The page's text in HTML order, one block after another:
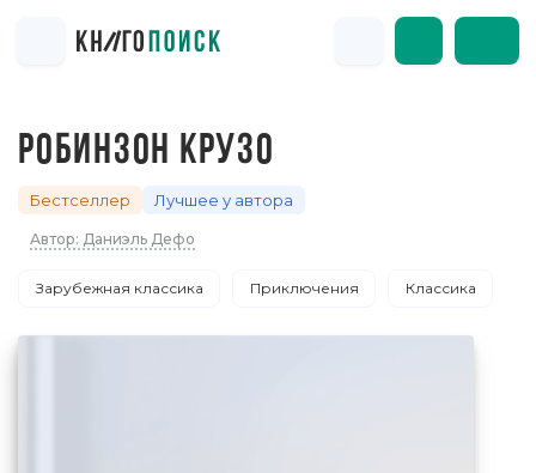
РОБИНЗОН КРУЗО
Бестселлер Лучшее у автора
Автор: Даниэль Дефо
Зарубежная классика Приключения Классика